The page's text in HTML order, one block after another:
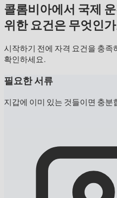
콜롬비아에서 국제
위한 요건은 무엇인
시작하기 전에 자격 요건을 충족
확인하세요.
필요한 서류
지갑에 이미 있는 것들이면 충분